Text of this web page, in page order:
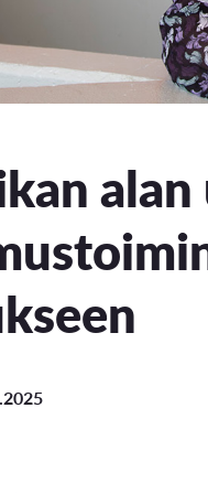
LOMAKKEET JA
Lomakkeet
Tutkintosääntö